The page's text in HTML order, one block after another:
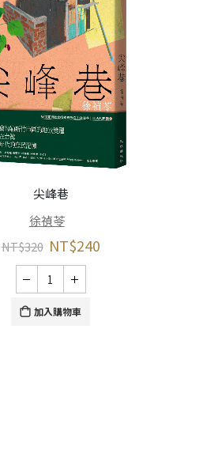
尖峰巷
徐禎苓
NT$320 NT$240
加入購物車